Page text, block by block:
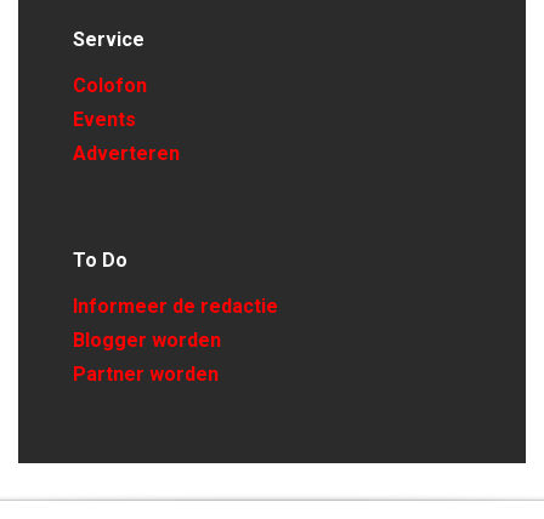
Service
Colofon
Events
Adverteren
To Do
Informeer de redactie
Blogger worden
Partner worden